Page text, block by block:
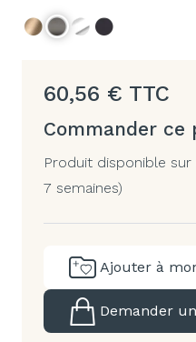
60,56 € TTC
Commander ce
Produit disponible
7 semaines)
Ajouter à
Demander